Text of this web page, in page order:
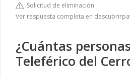
Solicitud de eliminación
Ver respuesta completa en
¿Cuántas
Teleférico del